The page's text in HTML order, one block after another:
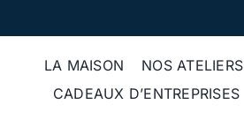
au
contenuLA MAISON NOS ATELIERS
CADEAUX D’ENTREPRISES